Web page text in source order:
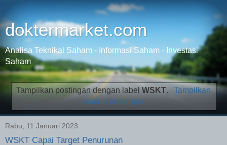
doktermarket.com
Analisa Teknikal Saham - Informasi Saham - Investasi
Saham
Tampilkan postingan dengan labelWSKT.
Tampilkan
semua postingan
Rabu, 11 Januari 2023
WSKT Capai Target Penurunan